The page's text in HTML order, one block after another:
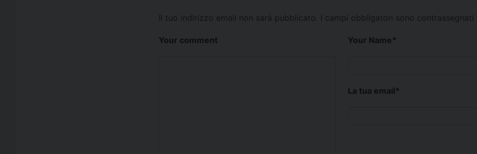
Il tuo indirizzo email non sarà pubblicato. I campi obbligatori sono contrassegnati
Your comment Your Name*
La tua email*